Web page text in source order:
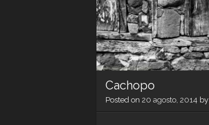
Cachopo
Posted on 20 agosto, 2014 by